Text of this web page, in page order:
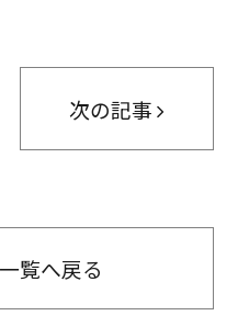
次の記事
覧へ戻る